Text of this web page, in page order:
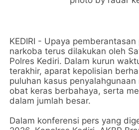
KEDIRI - Upaya
narkoba terus dilakukan oleh
Polres Kediri. Dalam kurun
terakhir, aparat kepolisian
puluhan kasus
obat keras berbahaya, serta
dalam jumlah besar.
Dalam konferensi pers yang